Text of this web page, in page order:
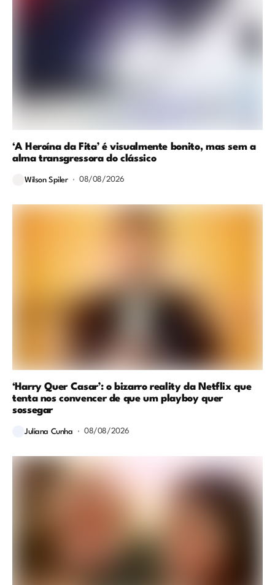
‘A Heroína da Fita’ é visualmente bonito, mas sem a
alma transgressora do clássico
Wilson Spiler 08/08/2026
‘Harry Quer Casar’: o bizarro reality da Netflix que
tenta nos convencer de que um playboy quer
sossegar
Juliana Cunha 08/08/2026